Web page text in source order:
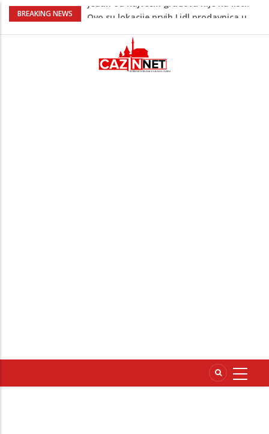
BREAKING NEWS
Na Ahiret preselio ŠUPUK (Refik) ŠEFIK
obilježavanja godišnjice: "Doživjela sam
poniženje na mjestu gdje se odaje
počast mom sinu"